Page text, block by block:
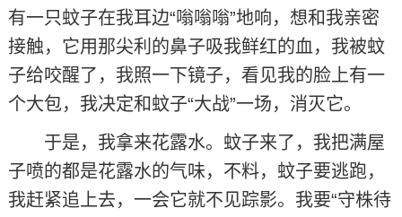
有一只蚊子在我耳边“嗡嗡嗡”地响，想和我亲密
接触，它用那尖利的鼻子吸我鲜红的血，我被蚊
子给咬醒了，我照一下镜子，看见我的脸上有一
个大包，我决定和蚊子“大战”一场，消灭它。
于是，我拿来花露水。蚊子来了，我把满屋
子喷的都是花露水的气味，不料，蚊子要逃跑，
我赶紧追上去，一会它就不见踪影。我要“守株待